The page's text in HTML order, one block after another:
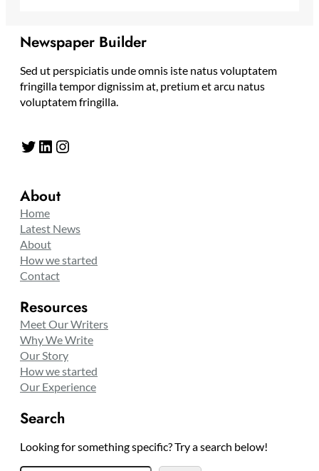
Newspaper Builder
Sed ut perspiciatis unde omnis iste natus voluptatem
fringilla tempor dignissim at, pretium et arcu natus
voluptatem fringilla.
Twitter LinkedIn Instagram
About
Home
Latest News
About
How we started
Contact
Resources
Meet Our Writers
Why We Write
Our Story
How we started
Our Experience
Search
Looking for something specific? Try a search below!